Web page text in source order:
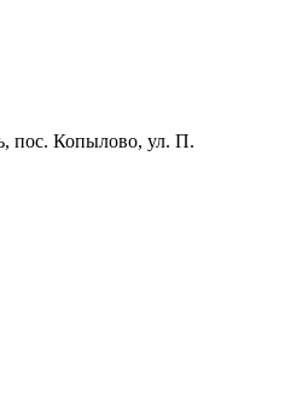
пос. Копылово, ул. П.